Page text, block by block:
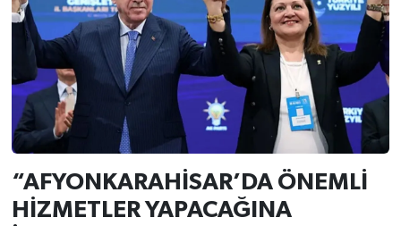
“AFYONKARAHİSAR’DA ÖNEMLİ
HİZMETLER YAPACAĞINA